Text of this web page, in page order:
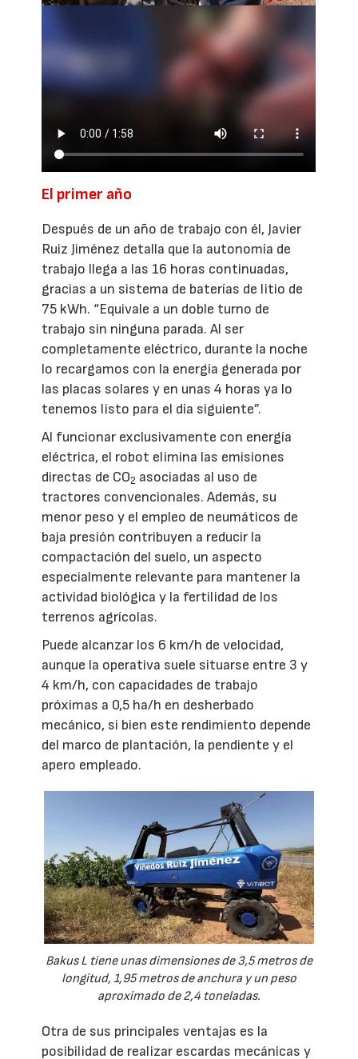
El primer año
Después de un año de trabajo con él, Javier
Ruiz Jiménez detalla que la autonomía de
trabajo llega a las 16 horas continuadas,
gracias a un sistema de baterías de litio de
75 kWh. “Equivale a un doble turno de
trabajo sin ninguna parada. Al ser
completamente eléctrico, durante la noche
lo recargamos con la energía generada por
las placas solares y en unas 4 horas ya lo
tenemos listo para el día siguiente”.
Al funcionar exclusivamente con energía
eléctrica, el robot elimina las emisiones
directas de CO2 asociadas al uso de
tractores convencionales. Además, su
menor peso y el empleo de neumáticos de
baja presión contribuyen a reducir la
compactación del suelo, un aspecto
especialmente relevante para mantener la
actividad biológica y la fertilidad de los
terrenos agrícolas.
Puede alcanzar los 6 km/h de velocidad,
aunque la operativa suele situarse entre 3 y
4 km/h, con capacidades de trabajo
próximas a 0,5 ha/h en desherbado
mecánico, si bien este rendimiento depende
del marco de plantación, la pendiente y el
apero empleado.
Bakus L tiene unas dimensiones de 3,5 metros de
longitud, 1,95 metros de anchura y un peso
aproximado de 2,4 toneladas.
Otra de sus principales ventajas es la
posibilidad de realizar escardas mecánicas y